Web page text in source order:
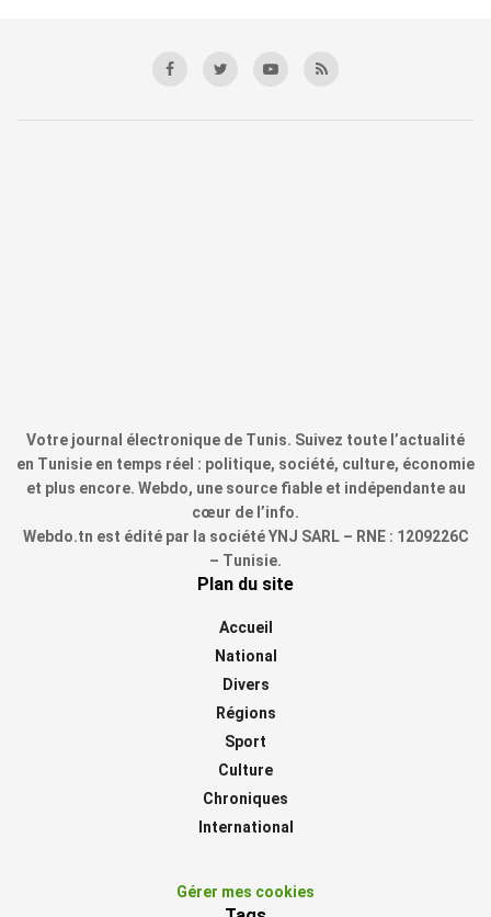
Votre journal électronique de Tunis. Suivez toute l’actualité
en Tunisie en temps réel : politique, société, culture, économie
et plus encore. Webdo, une source fiable et indépendante au
cœur de l’info.
Webdo.tn est édité par la société YNJ SARL – RNE : 1209226C
– Tunisie.
Plan du site
Accueil
National
Divers
Régions
Sport
Culture
Chroniques
International
Gérer mes cookies